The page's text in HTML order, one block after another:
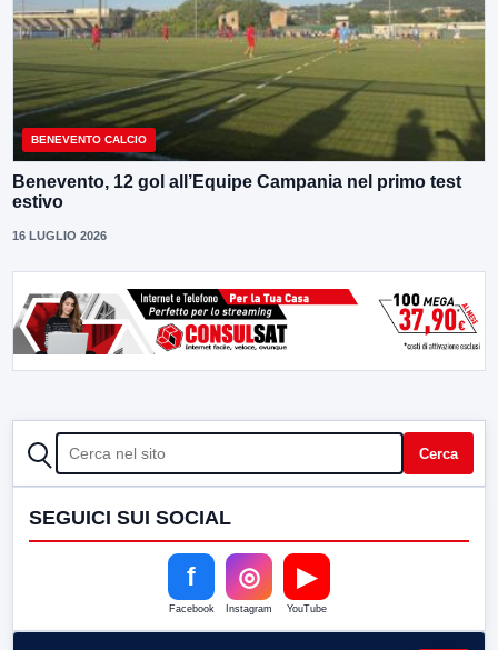
BENEVENTO CALCIO
Benevento, 12 gol all’Equipe Campania nel primo test
estivo
16 LUGLIO 2026
CERCA Cerca
SEGUICI SUI SOCIAL
f
Facebook
◎
Instagram
▶
YouTube